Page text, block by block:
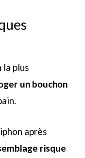
plus
un bouchon
après
risque